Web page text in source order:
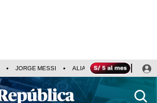
JORGE MESSI ALIANZA LIMA VS SPORT